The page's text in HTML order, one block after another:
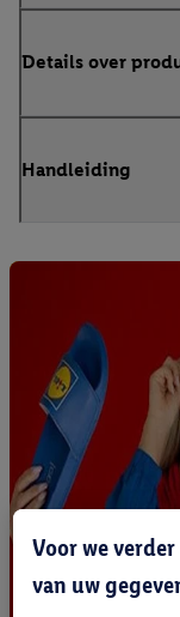
Details over
Handleiding
Voor we
van uw